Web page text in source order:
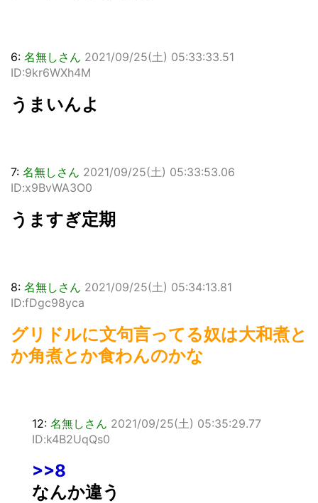
6: 名無しさん 2021/09/25(土) 05:33:33.51
ID:9kr6WXh4M
うまいんよ
7: 名無しさん 2021/09/25(土) 05:33:53.06
ID:x9BvWA3O0
うますぎ定期
8: 名無しさん 2021/09/25(土) 05:34:13.81
ID:fDgc98yca
グリドルに文句言ってる奴は大和煮と
か角煮とか食わんのかな
12: 名無しさん 2021/09/25(土) 05:35:29.77
ID:k4B2UqQs0
>>8
なんか違う